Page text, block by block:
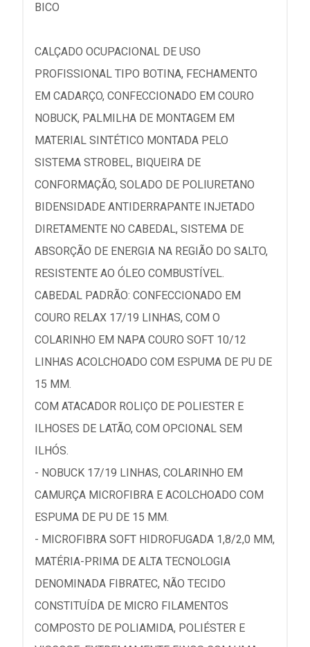
BICO
CALÇADO OCUPACIONAL DE USO
PROFISSIONAL TIPO BOTINA, FECHAMENTO
EM CADARÇO, CONFECCIONADO EM COURO
NOBUCK, PALMILHA DE MONTAGEM EM
MATERIAL SINTÉTICO MONTADA PELO
SISTEMA STROBEL, BIQUEIRA DE
CONFORMAÇÃO, SOLADO DE POLIURETANO
BIDENSIDADE ANTIDERRAPANTE INJETADO
DIRETAMENTE NO CABEDAL, SISTEMA DE
ABSORÇÃO DE ENERGIA NA REGIÃO DO SALTO,
RESISTENTE AO ÓLEO COMBUSTÍVEL.
CABEDAL PADRÃO: CONFECCIONADO EM
COURO RELAX 17/19 LINHAS, COM O
COLARINHO EM NAPA COURO SOFT 10/12
LINHAS ACOLCHOADO COM ESPUMA DE PU DE
15 MM.
COM ATACADOR ROLIÇO DE POLIESTER E
ILHOSES DE LATÃO, COM OPCIONAL SEM
ILHÓS.
- NOBUCK 17/19 LINHAS, COLARINHO EM
CAMURÇA MICROFIBRA E ACOLCHOADO COM
ESPUMA DE PU DE 15 MM.
- MICROFIBRA SOFT HIDROFUGADA 1,8/2,0 MM,
MATÉRIA-PRIMA DE ALTA TECNOLOGIA
DENOMINADA FIBRATEC, NÃO TECIDO
CONSTITUÍDA DE MICRO FILAMENTOS
COMPOSTO DE POLIAMIDA, POLIÉSTER E